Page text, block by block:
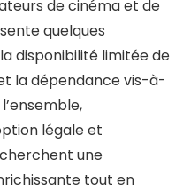
de cinéma et de
quelques
disponibilité limitée de
la dépendance vis-à-
légale et
une
tout en